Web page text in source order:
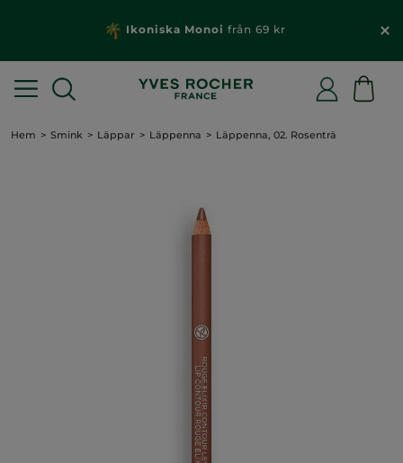
Ikoniska Monoi från 69 kr
Hem Smink Läppar Läppenna Läppenna, 02. Rosenträ